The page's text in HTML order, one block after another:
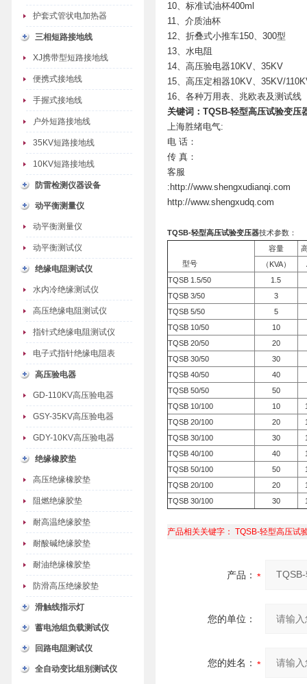
护套式管状电加热器
三相短路接地线
XJ携带型短路接地线
便携式接地线
手握式接地线
户外短路接地线
35KV短路接地线
10KV短路接地线
防雷检测仪器设备
动平衡测量仪
动平衡测量仪
动平衡测试仪
绝缘电阻测试仪
水内冷绝缘测试仪
高压绝缘电阻测试仪
指针式绝缘电阻测试仪
电子式指针绝缘电阻表
高压验电器
GD-110KV高压验电器
GSY-35KV高压验电器
GDY-10KV高压验电器
绝缘橡胶垫
高压绝缘橡胶垫
阻燃绝缘胶垫
耐高温绝缘胶垫
耐酸碱绝缘胶垫
耐油绝缘橡胶垫
防滑高压绝缘胶垫
滑触线指示灯
蓄电池组负载测试仪
回路电阻测试仪
全自动变比组别测试仪
10、标准试油杯400ml
11、介质油杯
12、折叠式小推车150、300型
13、水电阻
14、高压验电器10KV、35KV
15、高压定相器10KV、35KV/
16、各种万用表、兆欧表及测试线
关键词：TQSB-轻型高压试验变压
上海胜绪电气:
电 话：
传 真：
客服
:http://www.shengxudianqi.com
http://www.shengxudq.com
TQSB-轻型高压试验变压器技术参数：
型号
容量
（KVA）
TQSB 1.5/50
1.5
TQSB 3/50
3
TQSB 5/50
5
TQSB 10/50
10
TQSB 20/50
20
TQSB 30/50
30
TQSB 40/50
40
TQSB 50/50
50
TQSB 10/100
10
TQSB 20/100
20
TQSB 30/100
30
TQSB 40/100
40
TQSB 50/100
50
TQSB 20/100
20
TQSB 30/100
30
产品相关关键字： TQSB-轻型高压试
产品：
您的单位：
您的姓名：